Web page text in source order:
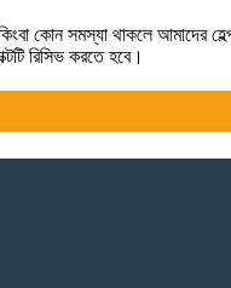
কিংবা কোন সমস্যা থাকলে
রিসিভ করতে হবে।